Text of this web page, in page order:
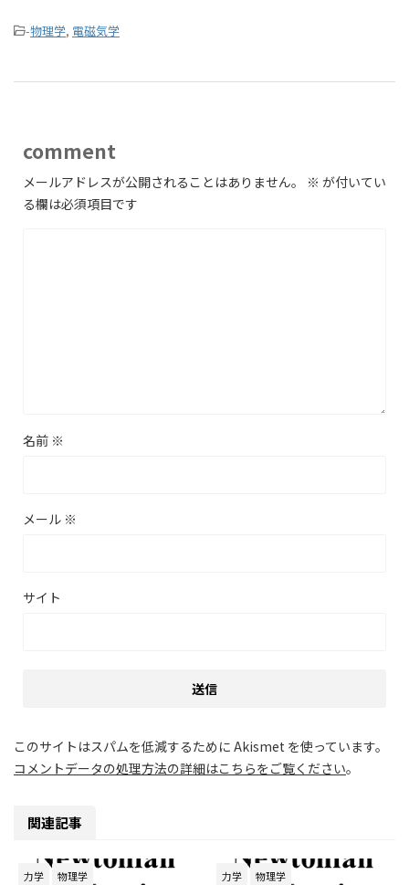
-物理学, 電磁気学
comment
メールアドレスが公開されることはありません。 ※ が付いてい
る欄は必須項目です
名前 ※
メール ※
サイト
このサイトはスパムを低減するために Akismet を使っています。
コメントデータの処理方法の詳細はこちらをご覧ください。
関連記事
力学 物理学 力学 物理学